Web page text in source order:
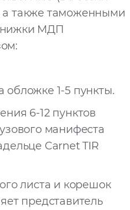
также таможенными
МДП
1-5 пункты.
6-12 пунктов
манифеста
Carnet TIR
листа и корешок
представитель